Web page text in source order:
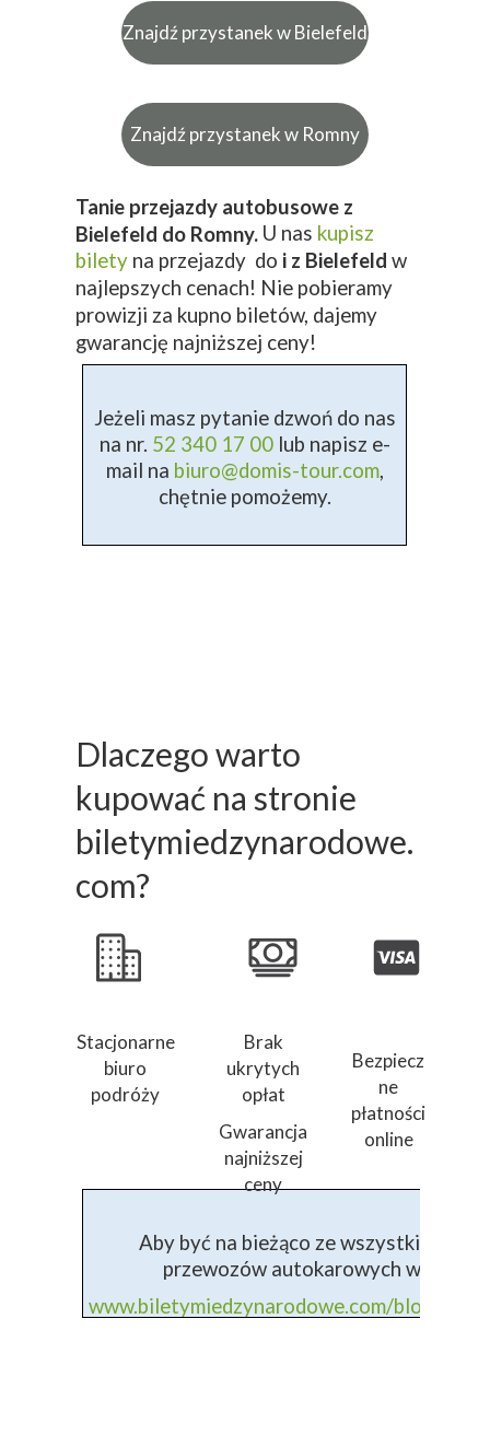
Znajdź przystanek w Bielefeld
Bezpiecz
ne
płatności
online
Brak
ukrytych
opłat
Gwarancja
najniższej
ceny
Stacjonarne
biuro
podróży
Znajdź przystanek w Romny
Tanie przejazdy autobusowe z
Bielefeld do Romny. U nas kupisz
bilety na przejazdy do i z Bielefeld w
najlepszych cenach! Nie pobieramy
prowizji za kupno biletów, dajemy
gwarancję najniższej ceny!
Jeżeli masz pytanie dzwoń do nas
na nr. 52 340 17 00lub napisz e-
mail na biuro@domis-tour.com,
chętnie pomożemy.
Dlaczego warto
kupować na stronie
biletymiedzynarodowe.
com?
Aby być na bieżąco ze wszystkimi
przewozów autokarowych wejdź na
www.biletymiedzynarodowe.com/